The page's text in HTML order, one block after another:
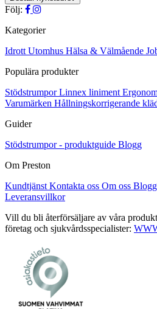
Följ:
Kategorier
IdrottUtomhus Hälsa & Välmående
Populära produkter
StödstrumporLinnex liniment
Varumärken Hållningskorrigerande
Guider
Stödstrumpor - produktguide Blogg
Om Preston
KundtjänstKontakta oss Om oss Blogg
Leveransvillkor
Vill du bli återförsäljare av våra
företag och sjukvårdsspecialister: